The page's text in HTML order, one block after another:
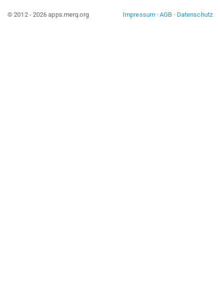
Impressum·AGB · Datenschutz
© 2012 - 2026 apps.merq.org